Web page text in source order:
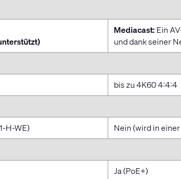
Mediacast: Ein
und dank seiner
bis zu 4K60 4:4:4
H-WE)
Nein (wird in
Ja (PoE+)